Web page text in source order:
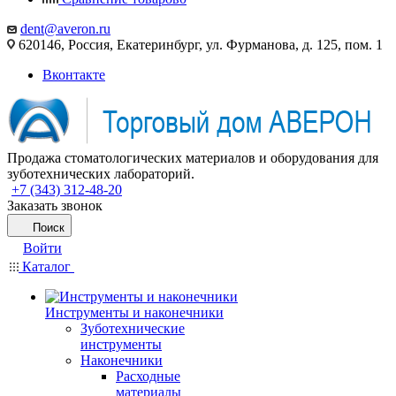
dent@averon.ru
620146, Россия, Екатеринбург, ул. Фурманова, д. 125, пом. 1
Вконтакте
Продажа стоматологических материалов и оборудования для
зуботехнических лабораторий.
+7 (343) 312-48-20
Заказать звонок
Поиск
Войти
Каталог
Инструменты и наконечники
Зуботехнические
инструменты
Наконечники
Расходные
материалы